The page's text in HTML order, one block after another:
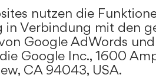
nutzen die
in Verbindung mit den
Google AdWords
Google Inc., 1600
CA 94043, USA.